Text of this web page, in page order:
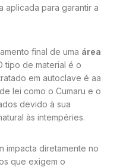
aplicada para garantir a
final de uma área
tipo de material é o
em autoclave é aa
lei como o Cumaru e o
devido à sua
às intempéries.
impacta diretamente no
que exigem o